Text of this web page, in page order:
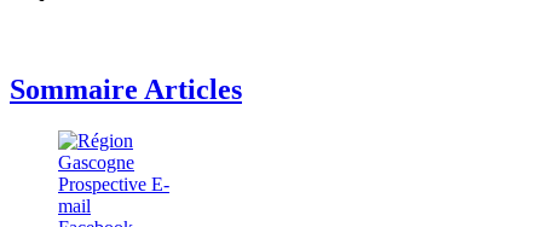
Sommaire Articles